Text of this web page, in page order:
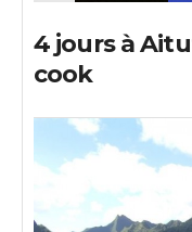
4 jours à
cook